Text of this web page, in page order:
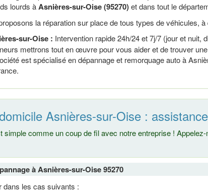
lourds àAsnières-sur-Oise (95270)et dans tout le
la réparation sur place de tous types de véhicules,
sur-Oise : Intervention rapide 24h/24 et 7j/7 (jour et nuit,
mettrons tout en œuvre pour vous aider et de trouver
est spécialisé en dépannage et remorquage auto à
Asnières-sur-Oise :
simple comme un coup de fil avec notre entreprise !
à Asnières-sur-Oise 95270
dans les cas suivants :